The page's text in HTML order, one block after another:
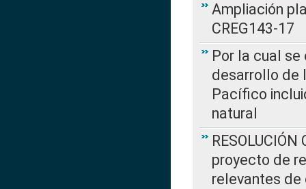
Ampliación
CREG143-17
Por la cual
desarrollo de
Pacífico
natural
proyecto de
relevantes de